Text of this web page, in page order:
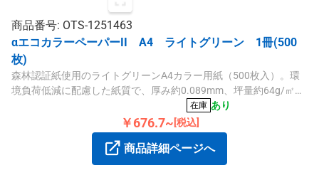
商品番号: OTS-1251463
αエコカラーペーパーII A4 ライトグリーン 1冊(500
枚)
森林認証紙使用のライトグリーンA4カラー用紙（500枚入）。環
境負荷低減に配慮した紙質で、厚み約0.089mm、坪量約64g/㎡の
在庫 あり
￥676.7~[税込]
商品詳細ページへ